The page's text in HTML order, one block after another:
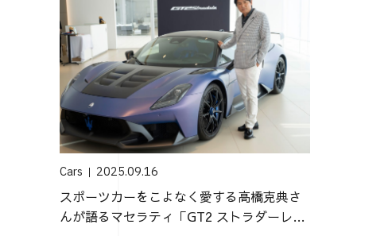
Cars 2025.09.16
スポーツカーをこよなく愛する高橋克典さ
んが語るマセラティ「GT2 ストラダーレ」